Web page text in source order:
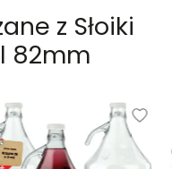
z Słoiki
82mm